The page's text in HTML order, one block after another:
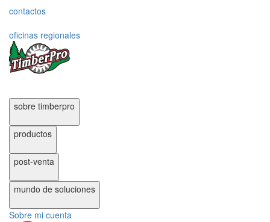
contactos
oficinas regionales
sobre timberpro
productos
post-venta
mundo de soluciones
Sobre mi cuenta